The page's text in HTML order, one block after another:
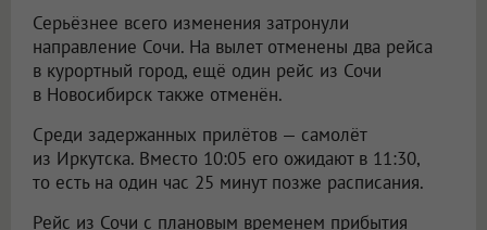
Серьёзнее всего изменения затронули
направление Сочи. На вылет отменены два рейса
в курортный город, ещё один рейс из Сочи
в Новосибирск также отменён.
Среди задержанных прилётов — самолёт
из Иркутска. Вместо 10:05 его ожидают в 11:30,
то есть на один час 25 минут позже расписания.
Рейс из Сочи с плановым временем прибытия